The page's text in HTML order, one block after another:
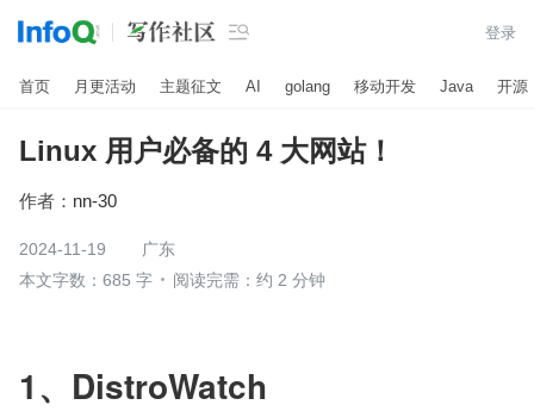
 登录
首页 月更活动 主题征文 AI golang 移动开发 Java 开源
Linux 用户必备的 4 大网站！
作者： nn-30
2024-11-19
广东
本文字数：685 字
阅读完需：约 2 分钟
1、DistroWatch